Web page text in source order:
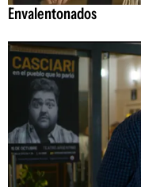
Envalentonados